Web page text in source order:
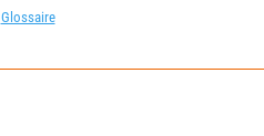
Glossaire